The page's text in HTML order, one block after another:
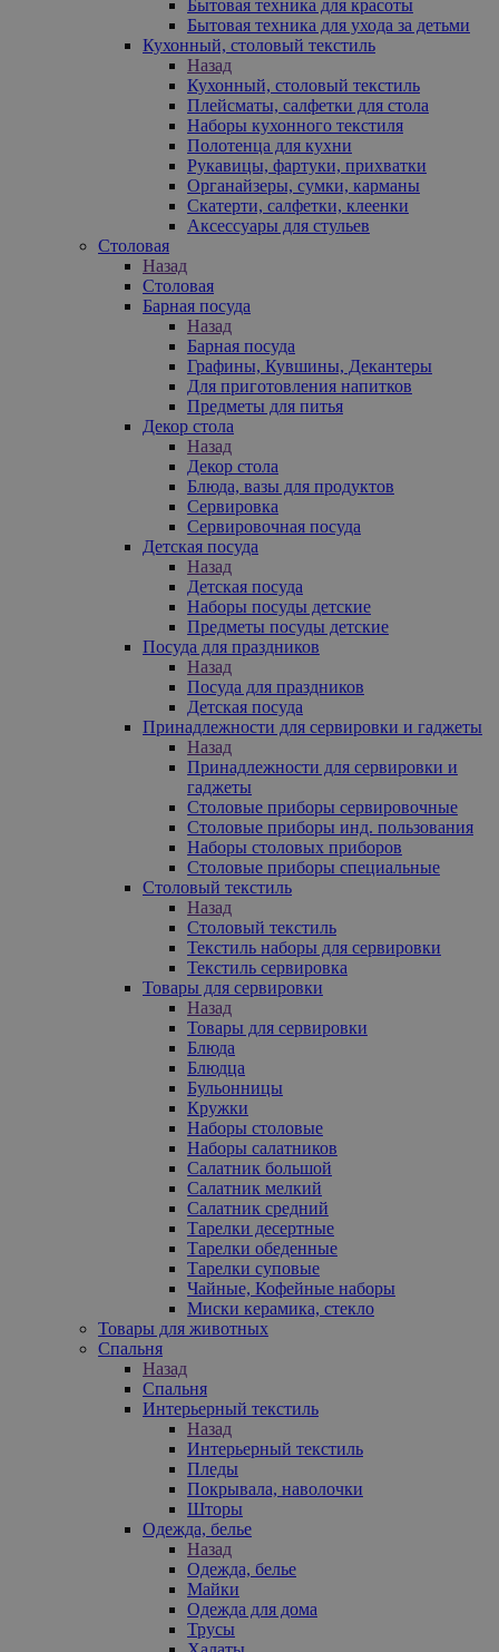
Бытовая техника для красоты
Бытовая техника для ухода за детьми
Кухонный, столовый текстиль
Назад
Кухонный, столовый текстиль
Плейсматы, салфетки для стола
Наборы кухонного текстиля
Полотенца для кухни
Рукавицы, фартуки, прихватки
Органайзеры, сумки, карманы
Скатерти, салфетки, клеенки
Аксессуары для стульев
Столовая
Назад
Столовая
Барная посуда
Назад
Барная посуда
Графины, Кувшины, Декантеры
Для приготовления напитков
Предметы для питья
Декор стола
Назад
Декор стола
Блюда, вазы для продуктов
Сервировка
Сервировочная посуда
Детская посуда
Назад
Детская посуда
Наборы посуды детские
Предметы посуды детские
Посуда для праздников
Назад
Посуда для праздников
Детская посуда
Принадлежности для сервировки и гаджеты
Назад
Принадлежности для сервировки и
гаджеты
Столовые приборы сервировочные
Столовые приборы инд. пользования
Наборы столовых приборов
Столовые приборы специальные
Столовый текстиль
Назад
Столовый текстиль
Текстиль наборы для сервировки
Текстиль сервировка
Товары для сервировки
Назад
Товары для сервировки
Блюда
Блюдца
Бульонницы
Кружки
Наборы столовые
Наборы салатников
Салатник большой
Салатник мелкий
Салатник средний
Тарелки десертные
Тарелки обеденные
Тарелки суповые
Чайные, Кофейные наборы
Миски керамика, стекло
Товары для животных
Спальня
Назад
Спальня
Интерьерный текстиль
Назад
Интерьерный текстиль
Пледы
Покрывала, наволочки
Шторы
Одежда, белье
Назад
Одежда, белье
Майки
Одежда для дома
Трусы